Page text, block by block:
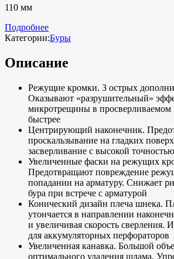
110 мм
Подробнее
Категории:Буры
Описание
Режущие кромки. 3 острых
Оказывают «разрушительный»
микротрещины в просверливаемом
быстрее
Центрирующий наконечник.
проскальзывание на гладких
засверливание с высокой точностью
Увеличенные фаски на режущих
Предотвращают повреждение
попадании на арматуру. Снижает
бура при встрече с арматурой
Конический дизайн плеча шнека.
утончается в направлении
и увеличивая скорость сверления.
для аккумуляторных перфораторов
Увеличенная канавка. Большой
оптимального удаления щлама.